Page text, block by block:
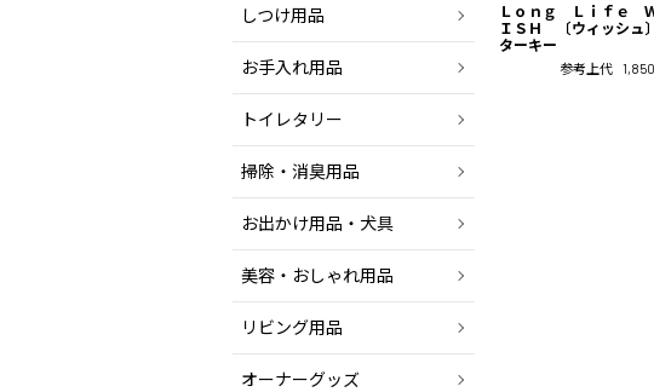
Ｌｏｎｇ Ｌｉｆｅ
ＩＳＨ 〔ウィッシュ〕
ターキー
参考上代
しつけ用品
お手入れ用品
トイレタリー
掃除・消臭用品
お出かけ用品・犬具
美容・おしゃれ用品
リビング用品
オーナーグッズ